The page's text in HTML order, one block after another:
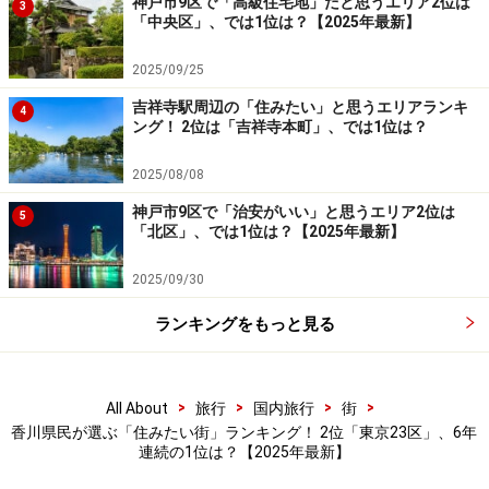
※回答者のコメントは原文ママ
＞次ページ：4位までの全ランキング結果を見る
※記事内容は執筆時点のものです。最新の内容をご確認くださ
い。
3
「中央区」、では1位は？【2025年最新】
2025/09/25
4
吉祥寺駅周辺の「住みたい」と思うエリアランキ
ング！ 2位は「吉祥寺本町」、では1位は？
2025/08/08
5
神戸市9区で「治安がいい」と思うエリア2位は
「北区」、では1位は？【2025年最新】
2025/09/30
ランキングをもっと見る
All About > 旅行 > 国内旅行 > 街
>
香川県民が選ぶ「住みたい街」ランキング！ 2位「東京23区」、6年
連続の1位は？【2025年最新】